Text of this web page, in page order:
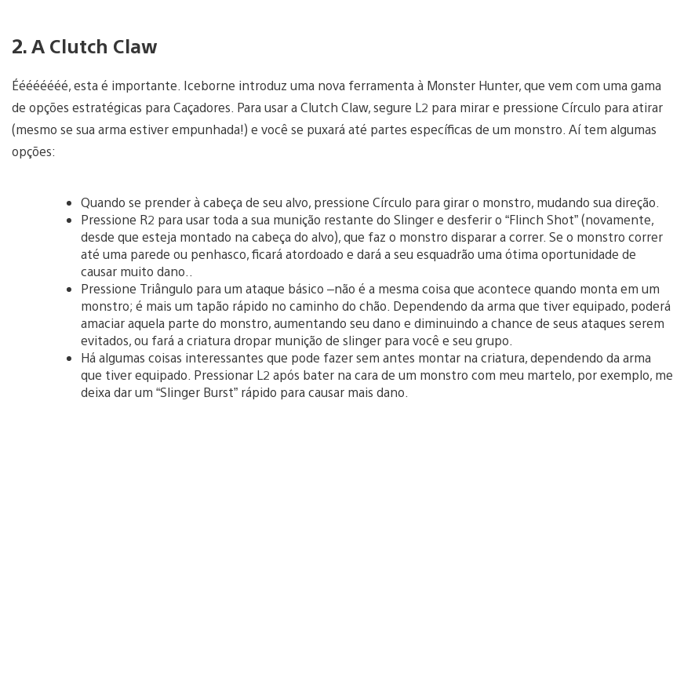
2. A Clutch Claw
Éééééééé, esta é importante. Iceborne introduz uma nova ferramenta à Monster Hunter, que vem com uma gama
de opções estratégicas para Caçadores. Para usar a Clutch Claw, segure L2 para mirar e pressione Círculo para atirar
(mesmo se sua arma estiver empunhada!) e você se puxará até partes específicas de um monstro. Aí tem algumas
opções:
Quando se prender à cabeça de seu alvo, pressione Círculo para girar o monstro, mudando sua direção.
Pressione R2 para usar toda a sua munição restante do Slinger e desferir o “Flinch Shot” (novamente,
desde que esteja montado na cabeça do alvo), que faz o monstro disparar a correr. Se o monstro correr
até uma parede ou penhasco, ficará atordoado e dará a seu esquadrão uma ótima oportunidade de
causar muito dano..
Pressione Triângulo para um ataque básico –não é a mesma coisa que acontece quando monta em um
monstro; é mais um tapão rápido no caminho do chão. Dependendo da arma que tiver equipado, poderá
amaciar aquela parte do monstro, aumentando seu dano e diminuindo a chance de seus ataques serem
evitados, ou fará a criatura dropar munição de slinger para você e seu grupo.
Há algumas coisas interessantes que pode fazer sem antes montar na criatura, dependendo da arma
que tiver equipado. Pressionar L2 após bater na cara de um monstro com meu martelo, por exemplo, me
deixa dar um “Slinger Burst” rápido para causar mais dano.